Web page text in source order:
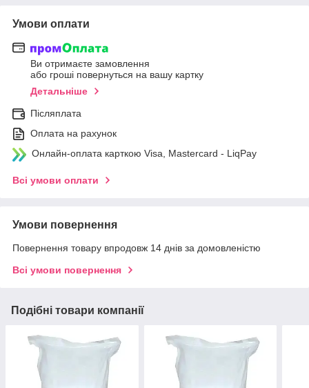
Умови оплати
Ви отримаєте замовлення
або гроші повернуться на вашу картку
Детальніше
Післяплата
Оплата на рахунок
Онлайн-оплата карткою Visa, Mastercard - LiqPay
Всі умови оплати
Умови повернення
Повернення товару впродовж 14 днів за домовленістю
Всі умови повернення
Подібні товари компанії